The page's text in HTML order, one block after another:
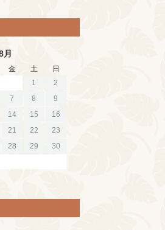
月
金 土
日
1
2
7 8
9
14 15
16
21 22
23
28 29
30